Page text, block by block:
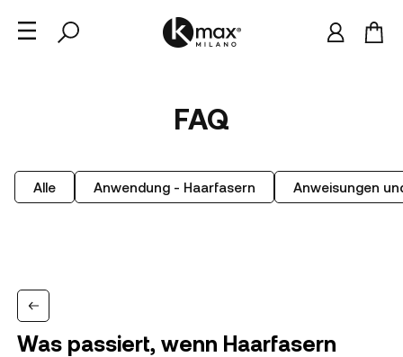
FAQ
Alle Anwendung - Haarfasern Anweisungen
Was passiert, wenn Haarfasern